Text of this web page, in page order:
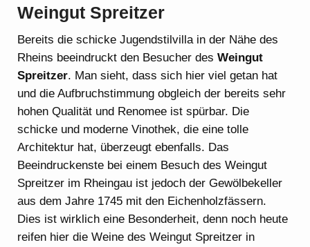
Weingut Spreitzer
Bereits die schicke Jugendstilvilla in der Nähe des
Rheins beeindruckt den Besucher desWeingut
Spreitzer. Man sieht, dass sich hier viel getan hat
und die Aufbruchstimmung obgleich der bereits sehr
hohen Qualität und Renomee ist spürbar. Die
schicke und moderne Vinothek, die eine tolle
Architektur hat, überzeugt ebenfalls. Das
Beeindruckenste bei einem Besuch des Weingut
Spreitzer im Rheingau ist jedoch der Gewölbekeller
aus dem Jahre 1745 mit den Eichenholzfässern.
Dies ist wirklich eine Besonderheit, denn noch heute
reifen hier die Weine des Weingut Spreitzer in